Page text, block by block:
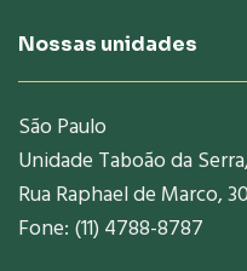
Nossas unidades
São Paulo
Unidade Taboão da
Rua Raphael de Marco,
Fone: (11) 4788-8787